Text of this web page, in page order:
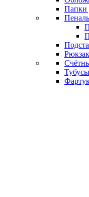
Папки
Тубусы